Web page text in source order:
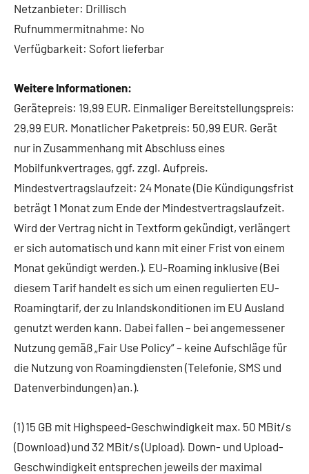
Netzanbieter: Drillisch
Rufnummermitnahme: No
Verfügbarkeit: Sofort lieferbar
Weitere Informationen:
Gerätepreis: 19,99 EUR. Einmaliger Bereitstellungspreis:
29,99 EUR. Monatlicher Paketpreis: 50,99 EUR. Gerät
nur in Zusammenhang mit Abschluss eines
Mobilfunkvertrages, ggf. zzgl. Aufpreis.
Mindestvertragslaufzeit: 24 Monate (Die Kündigungsfrist
beträgt 1 Monat zum Ende der Mindestvertragslaufzeit.
Wird der Vertrag nicht in Textform gekündigt, verlängert
er sich automatisch und kann mit einer Frist von einem
Monat gekündigt werden.). EU-Roaming inklusive (Bei
diesem Tarif handelt es sich um einen regulierten EU-
Roamingtarif, der zu Inlandskonditionen im EU Ausland
genutzt werden kann. Dabei fallen – bei angemessener
Nutzung gemäß „Fair Use Policy“ – keine Aufschläge für
die Nutzung von Roamingdiensten (Telefonie, SMS und
Datenverbindungen) an.).
(1) 15 GB mit Highspeed-Geschwindigkeit max. 50 MBit/s
(Download) und 32 MBit/s (Upload). Down- und Upload-
Geschwindigkeit entsprechen jeweils der maximal